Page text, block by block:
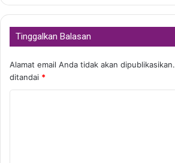
Tinggalkan Balasan
Alamat email Anda tidak akan dipublikasikan.
ditandai *